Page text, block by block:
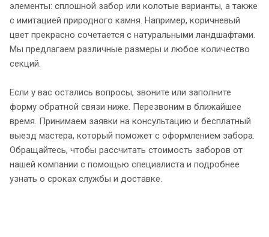
элементы: сплошной забор или колотые варианты, а также
с имитацией природного камня. Например, коричневый
цвет прекрасно сочетается с натуральными ландшафтами.
Мы предлагаем различные размеры и любое количество
секций.
Если у вас остались вопросы, звоните или заполните
форму обратной связи ниже. Перезвоним в ближайшее
время. Принимаем заявки на консультацию и бесплатный
выезд мастера, который поможет с оформлением забора.
Обращайтесь, чтобы рассчитать стоимость заборов от
нашей компании с помощью специалиста и подробнее
узнать о сроках службы и доставке.